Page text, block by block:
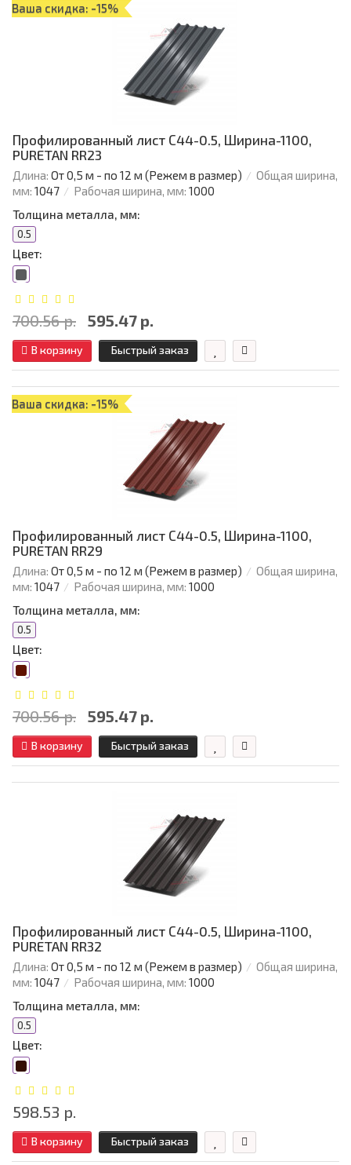
Ваша скидка: -15%
Профилированный лист С44-0.5, Ширина-1100,
PURETAN RR23
Длина: От 0,5 м - по 12 м (Режем в размер)
Общая ширина,
мм: 1047 Рабочая ширина, мм: 1000
Толщина металла, мм:
0.5
Цвет:
700.56 р. 595.47 р.
В корзину Быстрый заказ
Ваша скидка: -15%
Профилированный лист С44-0.5, Ширина-1100,
PURETAN RR29
Длина: От 0,5 м - по 12 м (Режем в размер)
Общая ширина,
мм: 1047 Рабочая ширина, мм: 1000
Толщина металла, мм:
0.5
Цвет:
700.56 р. 595.47 р.
В корзину Быстрый заказ
Профилированный лист С44-0.5, Ширина-1100,
PURETAN RR32
Длина: От 0,5 м - по 12 м (Режем в размер)
Общая ширина,
мм: 1047 Рабочая ширина, мм: 1000
Толщина металла, мм:
0.5
Цвет:
598.53 р.
В корзину Быстрый заказ